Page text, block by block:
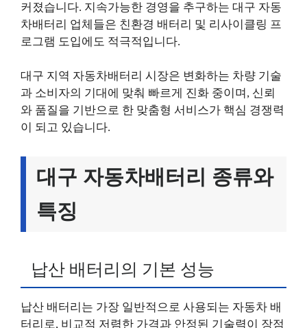
커졌습니다. 지속가능한 경영을 추구하는 대구 자동
차배터리 업체들은 친환경 배터리 및 리사이클링 프
로그램 도입에도 적극적입니다.
대구 지역 자동차배터리 시장은 변화하는 차량 기술
과 소비자의 기대에 맞춰 빠르게 진화 중이며, 신뢰
와 품질을 기반으로 한 맞춤형 서비스가 핵심 경쟁력
이 되고 있습니다.
대구 자동차배터리 종류와
특징
납산 배터리의 기본 성능
납산 배터리는 가장 일반적으로 사용되는 자동차 배
터리로, 비교적 저렴한 가격과 안정된 기술력이 장점